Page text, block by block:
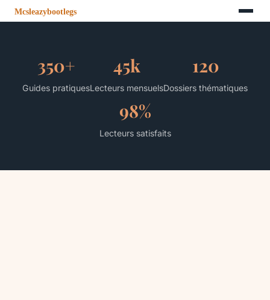
350+
Guides pratiques
45k
Lecteurs mensuels
120
Dossiers thématiques
98%
Lecteurs satisfaits